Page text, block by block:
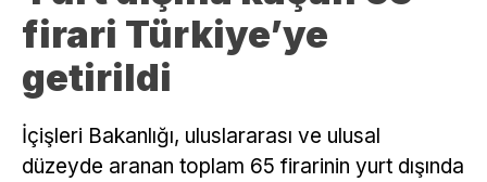
firari Türkiye’ye
getirildi
İçişleri Bakanlığı, uluslararası ve ulusal
düzeyde aranan toplam 65 firarinin yurt dışında